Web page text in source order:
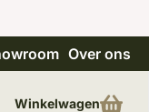
Unieke
Over ons
Winkelwagen